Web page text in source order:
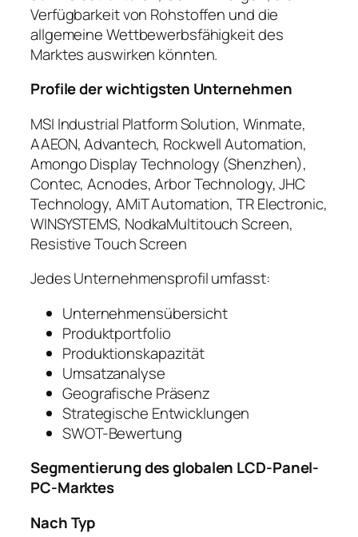
Verfügbarkeit von Rohstoffen und die
allgemeine Wettbewerbsfähigkeit des
Marktes auswirken könnten.
Profile der wichtigsten Unternehmen
MSI Industrial Platform Solution, Winmate,
AAEON, Advantech, Rockwell Automation,
Amongo Display Technology (Shenzhen),
Contec, Acnodes, Arbor Technology, JHC
Technology, AMiT Automation, TR Electronic,
WINSYSTEMS, NodkaMultitouch Screen,
Resistive Touch Screen
Jedes Unternehmensprofil umfasst:
Unternehmensübersicht
Produktportfolio
Produktionskapazität
Umsatzanalyse
Geografische Präsenz
Strategische Entwicklungen
SWOT-Bewertung
Segmentierung des globalen LCD-Panel-
PC-Marktes
Nach Typ